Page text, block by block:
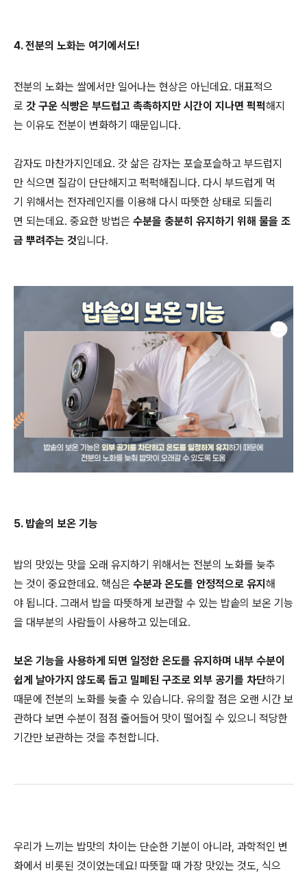
4. 전분의 노화는 여기에서도!
전분의 노화는 쌀에서만 일어나는 현상은 아닌데요. 대표적으
로 갓 구운 식빵은 부드럽고 촉촉하지만 시간이 지나면 퍽퍽해지
는 이유도 전분이 변화하기 때문입니다.
감자도 마찬가지인데요. 갓 삶은 감자는 포슬포슬하고 부드럽지
만 식으면 질감이 단단해지고 퍽퍽해집니다. 다시 부드럽게 먹
기 위해서는 전자레인지를 이용해 다시 따뜻한 상태로 되돌리
면 되는데요. 중요한 방법은 수분을 충분히 유지하기 위해 물을 조
금 뿌려주는 것입니다.
5. 밥솥의 보온 기능
밥의 맛있는 맛을 오래 유지하기 위해서는 전분의 노화를 늦추
는 것이 중요한데요. 핵심은 수분과 온도를 안정적으로 유지 해
야 됩니다. 그래서 밥을 따뜻하게 보관할 수 있는 밥솥의 보온 기능
을 대부분의 사람들이 사용하고 있는데요.
보온 기능을 사용하게 되면 일정한 온도를 유지하며 내부 수분이
쉽게 날아가지 않도록 돕고 밀폐된 구조로 외부 공기를 차단하기
때문에 전분의 노화를 늦출 수 있습니다. 유의할 점은 오랜 시간 보
관하다 보면 수분이 점점 줄어들어 맛이 떨어질 수 있으니 적당한
기간만 보관하는 것을 추천합니다.
우리가 느끼는 밥맛의 차이는 단순한 기분이 아니라, 과학적인 변
화에서 비롯된 것이었는데요! 따뜻할 때 가장 맛있는 것도, 식으